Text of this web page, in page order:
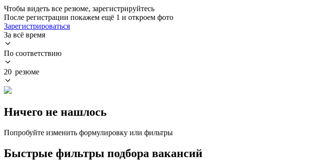
Чтобы видеть все резюме, зарегистрируйтесь
После регистрации покажем ещё 1 и откроем фото
Зарегистрироваться
За всё время
По соответствию
20 резюме
Ничего не нашлось
Попробуйте изменить формулировку или фильтры
Быстрые фильтры подбора вакансий